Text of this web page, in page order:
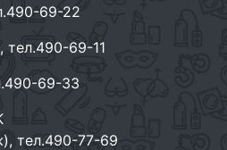
69-22
тел.490-69-11
69-33
тел.490-77-69